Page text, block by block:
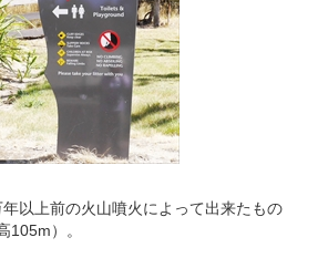
以上前の火山噴火によって出来たもの
105m）。